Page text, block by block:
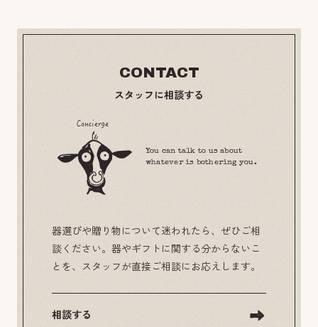
CONTACT
スタッフに相談する
You can talk to us about
whatever is bothering you.
器選びや贈り物について迷われたら、ぜひご相
談ください。器やギフトに関する分からないこ
とを、スタッフが直接ご相談にお応えします。
相談する